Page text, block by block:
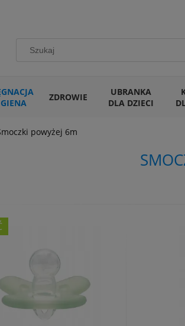
ZDROWIE
UBRANKA
DLA DZIECI
powyżej 6m